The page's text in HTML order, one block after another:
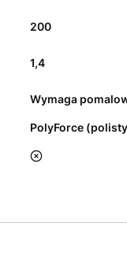
200
1,4
Wymaga
PolyForce
nie